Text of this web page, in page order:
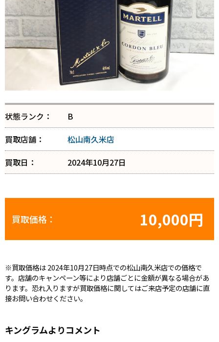
状態ランク：
B
買取店舗：
松山南久米店
買取日：
2024年10月27日
買取価格： 10,000円
※買取価格は 2024年10月27日時点での松山南久米店での価格で
す。店舗のキャンペーン等により店舗ごとに金額が異なる場合があ
ります。恐れ入りますが買取価格に関してはご来店予定の店舗に直
接お問い合わせください。
キングラムよりコメント